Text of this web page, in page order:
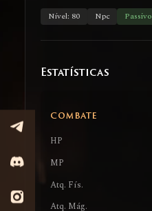
Nível: 80 Npc Passivo
Estatísticas
COMBATE
HP
MP
Atq. Fís.
Atq. Mág.